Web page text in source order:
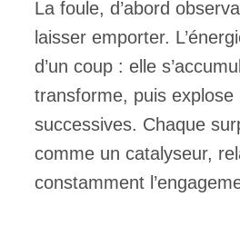
La foule, d’abord
laisser emporter.
d’un coup : elle
transforme, puis explose
successives. Chaque
comme un catalyseur,
constamment